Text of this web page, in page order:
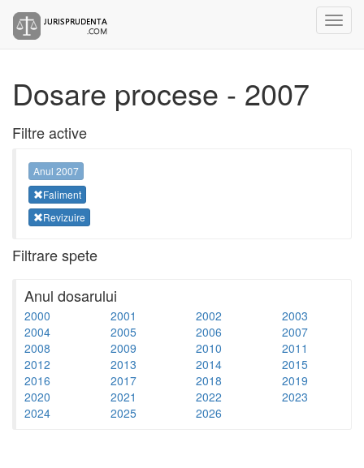
Dosare procese - 2007
Filtre active
Anul 2007
Faliment
Revizuire
Filtrare spete
Anul dosarului
2000 2001 2002
2003
2004
2005 2006
2007
2008
2009 2010
2011
2012
2013 2014
2015
2016
2017 2018
2019
2020
2021 2022
2023
2024
2025 2026